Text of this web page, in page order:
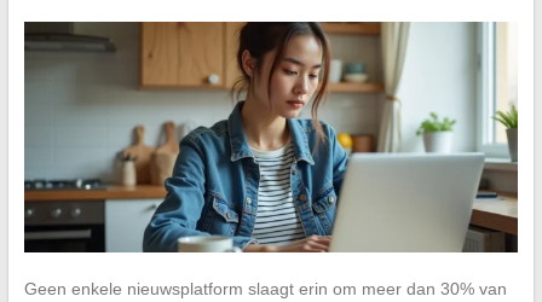
Geen enkele nieuwsplatform slaagt erin om meer dan 30% van